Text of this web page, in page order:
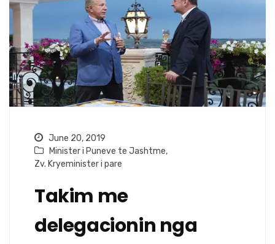
June 20, 2019
Minister i Puneve te Jashtme,
Zv. Kryeminister i pare
Takim me
delegacionin nga